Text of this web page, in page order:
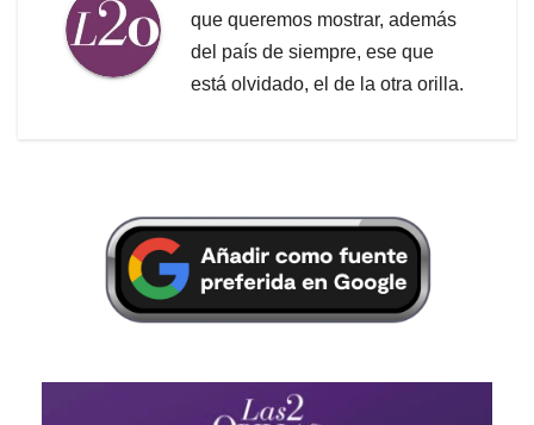
que queremos mostrar, además
del país de siempre, ese que
está olvidado, el de la otra orilla.